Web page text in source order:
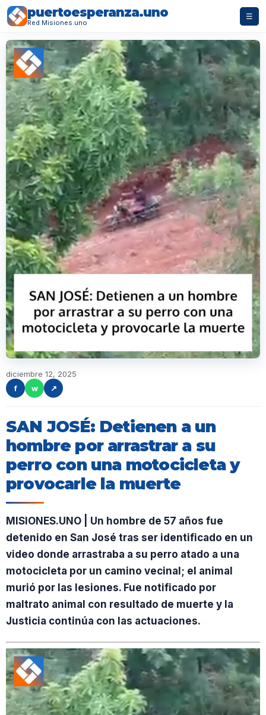
puertoesperanza.uno
Red Misiones.uno
☰
diciembre 12, 2025
f
w ↗
SAN JOSÉ: Detienen a un
hombre por arrastrar a su
perro con una motocicleta y
provocarle la muerte
MISIONES.UNO | Un hombre de 57 años fue
detenido en San José tras ser identificado en un
video donde arrastraba a su perro atado a una
motocicleta por un camino vecinal; el animal
murió por las lesiones. Fue notificado por
maltrato animal con resultado de muerte y la
Justicia continúa con las actuaciones.